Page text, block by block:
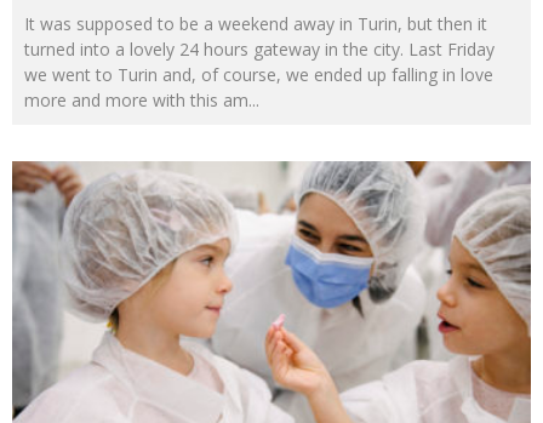
It was supposed to be a weekend away in Turin, but then it
turned into a lovely 24 hours gateway in the city. Last Friday
we went to Turin and, of course, we ended up falling in love
more and more with this am...